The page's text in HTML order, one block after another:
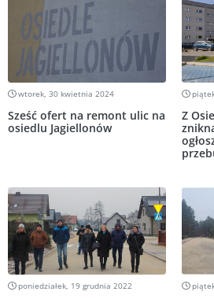
wtorek, 30 kwietnia 2024
Sześć ofert na remont ulic na
osiedlu Jagiellonów
Z
poniedziałek, 19 grudnia 2022